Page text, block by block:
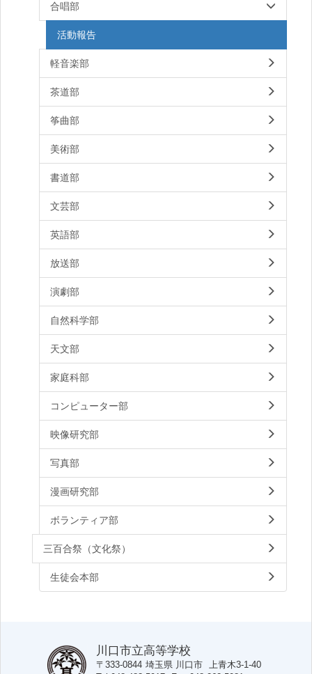
合唱部
活動報告
軽音楽部
茶道部
筝曲部
美術部
書道部
文芸部
英語部
放送部
演劇部
自然科学部
天文部
家庭科部
コンピューター部
映像研究部
写真部
漫画研究部
ボランティア部
三百合祭（文化祭）
生徒会本部
川口市立高等学校
〒333-0844 埼玉県 川口市 上青木3-1-40